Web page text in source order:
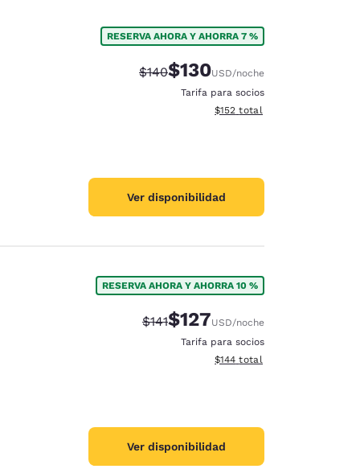
RESERVA AHORA Y AHORRA 7 %
Precio tachado:
$140Precio con descuento:
$130USD/noche
Tarifa para socios
Ver detalles del total
$152 total
Ver disponibilidad
RESERVA AHORA Y AHORRA 10 %
Precio tachado:
$141Precio con descuento:
$127USD/noche
Tarifa para socios
Ver detalles del total
$144 total
Ver disponibilidad